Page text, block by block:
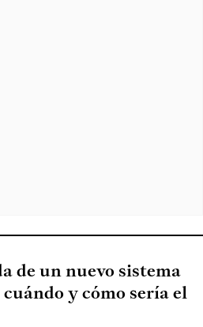
de un nuevo sistema
y cómo sería el